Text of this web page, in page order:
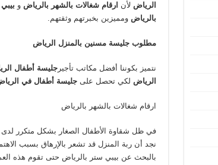
الرياض لأن ارقام شغالات بالشهر بالرياض و
بالرياض ومميزين بخبرتهم وثقتهم.
مطلوب جليسة مسنين بالمنزل الرياض
نتميز بكوننا أفضل مكاتب تأجيرجليسة أطفال
الرياض لكي تحصل علىجليسة أطفال في
ارقام شغالات بالشهر بالرياض
في ظل شقاوة الأطفال الصغار بشكل متكرر لدى
نجد أن ربة المنزل قد تشعر بالإرهاق بسبب
بالبحث عن بيبي ستر بالرياض حتى تقوم هذه